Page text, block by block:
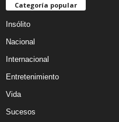
Categoría popular
Insólito
Nacional
Internacional
Entretenimiento
Vida
Sucesos